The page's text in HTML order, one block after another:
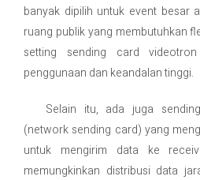
banyak dipilih untuk event besar
ruang publik yang membutuhkan
setting sending card
penggunaan dan keandalan tinggi.
Selain itu, ada juga
(network sending card) yang
untuk mengirim data ke
memungkinkan distribusi data